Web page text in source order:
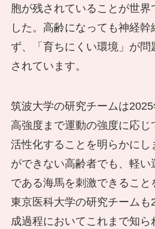
胞が残されていることが世界
した。高齢になっても神経幹
ず、「育ちにくい環境」が問
されています。
筑波大学の研究チームは
高強度まで運動の強度に応
活性化することを明らかにし
ができない高齢者でも、軽い
である海馬を刺激できること
東京医科大学の研究チームも
成過程においてこれまで知